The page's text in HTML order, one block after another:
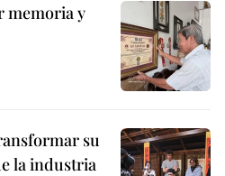
memoria y
su
la industria